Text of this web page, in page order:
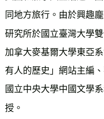
同地方旅行。由於興趣
研究所於國立臺灣大學
加拿大麥基爾大學東亞
有人的歷史」網站主編
國立中央大學中國文學
授。